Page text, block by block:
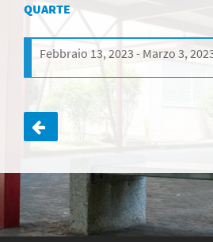
QUARTE
Febbraio 13, 2023 Marzo 3,
Navigazione
articoli